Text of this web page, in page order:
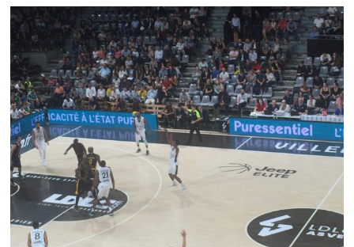
POUR
LES
LIONNES